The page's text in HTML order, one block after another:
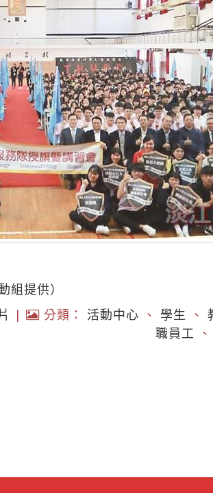
組提供）
| 分類： 活動中心 、 學生 、
職員工 、